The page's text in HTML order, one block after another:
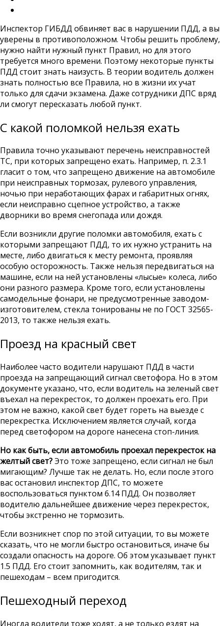
Инспектор ГИБДД обвиняет вас в нарушении ПДД, а вы
уверены в противоположном. Чтобы решить проблему,
нужно найти нужный пункт Правил, но для этого
требуется много времени. Поэтому некоторые пункты
ПДД стоит знать наизусть. В теории водитель должен
знать полностью все Правила, но в жизни их учат
только для сдачи экзамена. Даже сотрудники ДПС вряд
ли смогут пересказать любой пункт.
С какой поломкой нельзя ехать
Правила точно указывают перечень неисправностей
ТС, при которых запрещено ехать. Например, п. 2.3.1
гласит о том, что запрещено движение на автомобиле
при неисправных тормозах, рулевого управления,
ночью при неработающих фарах и габаритных огнях,
если неисправно сцепное устройство, а также
дворники во время снегопада или дождя.
Если возникли другие поломки автомобиля, ехать с
которыми запрещают ПДД, то их нужно устранить на
месте, либо двигаться к месту ремонта, проявляя
особую осторожность. Также нельзя передвигаться на
машине, если на ней установлены «лысые» колеса, либо
они разного размера. Кроме того, если установлены
самодельные фонари, не предусмотренные заводом-
изготовителем, стекла тонированы не по ГОСТ 32565-
2013, то также нельзя ехать.
Проезд на красный свет
Наиболее часто водители нарушают ПДД в части
проезда на запрещающий сигнал светофора. Но в этом
документе указано, что, если водитель на зеленый свет
въехал на перекресток, то должен проехать его. При
этом не важно, какой свет будет гореть на выезде с
перекрестка. Исключением является случай, когда
перед светофором на дороге нанесена стоп-линия.
Но как быть, если автомобиль проехал перекресток на
желтый свет?Это тоже запрещено, если сигнал не был
мигающим? Лучше так не делать. Но, если после этого
вас остановил инспектор ДПС, то можете
воспользоваться пунктом 6.14 ПДД. Он позволяет
водителю дальнейшее движение через перекресток,
чтобы экстренно не тормозить.
Если возникнет спор по этой ситуации, то вы можете
сказать, что не могли быстро остановиться, иначе бы
создали опасность на дороге. Об этом указывает пункт
1.5 ПДД. Его стоит запомнить, как водителям, так и
пешеходам – всем пригодится.
Пешеходный переход
Иногда водители тоже ходят, а не только ездят на